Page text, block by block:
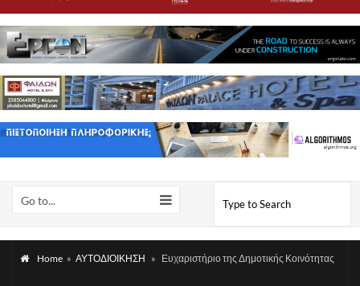
Go to...
Home » ΑΥΤΟΔΙΟΙΚΗΣΗ » Ευχαριστήριο της Δημοτικής Κοινότητας